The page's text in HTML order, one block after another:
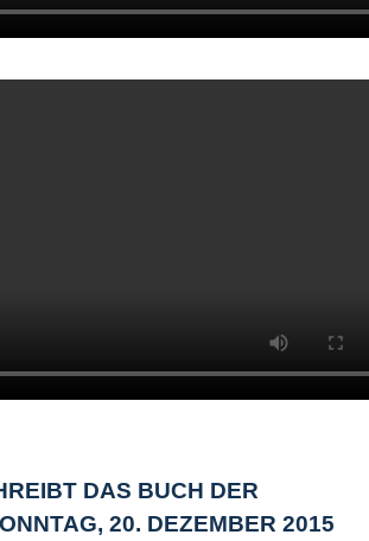
DAS BUCH DER
20. DEZEMBER 2015